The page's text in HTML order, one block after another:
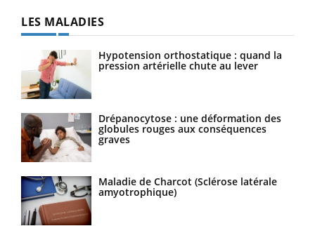
LES MALADIES
Hypotension orthostatique : quand la
pression artérielle chute au lever
Drépanocytose : une déformation des
globules rouges aux conséquences
graves
Maladie de Charcot (Sclérose latérale
amyotrophique)